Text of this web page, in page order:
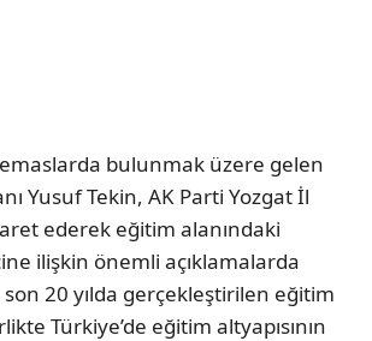
bulunmak üzere gelen
Yusuf Tekin, AK Parti Yozgat İl
ederek eğitim alanındaki
ilişkin önemli açıklamalarda
20 yılda gerçekleştirilen eğitim
Türkiye’de eğitim altyapısının